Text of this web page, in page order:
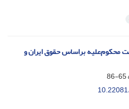
محکوم‌علیه براساس حقوق ایران و
65-86